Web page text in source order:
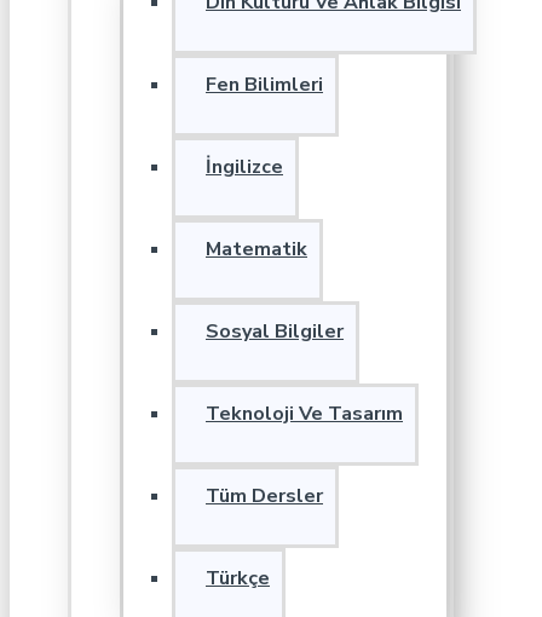
Fen Bilimleri
İngilizce
Matematik
Sosyal Bilgiler
Teknoloji Ve Tasarım
Tüm Dersler
Türkçe